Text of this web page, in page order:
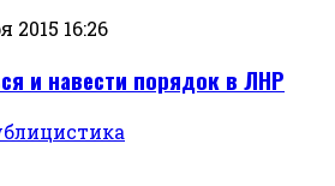
2015 16:26
и навести порядок в ЛНР